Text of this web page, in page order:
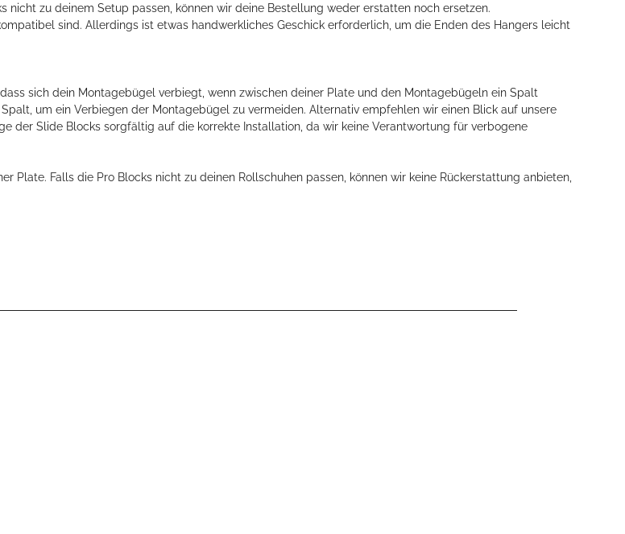
nicht zu deinem Setup passen, können wir deine Bestellung weder erstatten noch ersetzen.
sind. Allerdings ist etwas handwerkliches Geschick erforderlich, um die Enden des Hangers leicht
sich dein Montagebügel verbiegt, wenn zwischen deiner Plate und den Montagebügeln ein Spalt
um ein Verbiegen der Montagebügel zu vermeiden. Alternativ empfehlen wir einen Blick auf unsere
der Slide Blocks sorgfältig auf die korrekte Installation, da wir keine Verantwortung für verbogene
Falls die Pro Blocks nicht zu deinen Rollschuhen passen, können wir keine Rückerstattung anbieten,